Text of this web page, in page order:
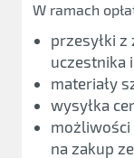
W ramach
przesyłki
uczestnika i
materiały
wysyłka
możliwości
na zakup